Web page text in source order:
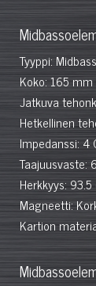
Tyyppi:
Koko: 165 mm
Jatkuva
Hetkellinen
Impedanssi: 4
Taajuusvaste:
Herkkyys: 93.5
Magneetti:
Kartion